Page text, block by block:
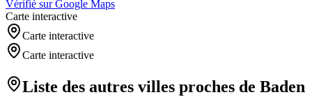
Vérifié sur Google Maps
Carte interactive
Carte interactive
Carte interactive
Liste des autres villes proches de Baden